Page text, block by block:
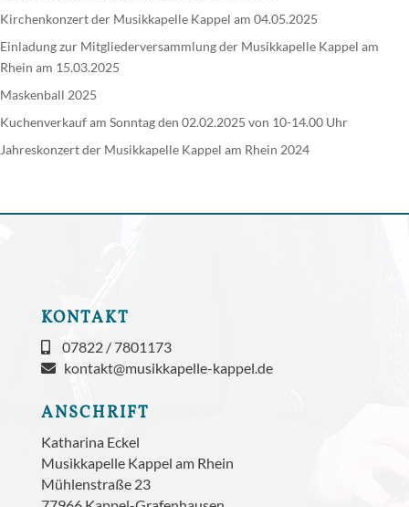
Kirchenkonzert der Musikkapelle Kappel am 04.05.2025
Einladung zur Mitgliederversammlung der Musikkapelle Kappel am
Rhein am 15.03.2025
Maskenball 2025
Kuchenverkauf am Sonntag den 02.02.2025 von 10-14.00 Uhr
Jahreskonzert der Musikkapelle Kappel am Rhein 2024
KONTAKT
07822 / 7801173
kontakt@musikkapelle-kappel.de
ANSCHRIFT
Katharina Eckel
Musikkapelle Kappel am Rhein
Mühlenstraße 23